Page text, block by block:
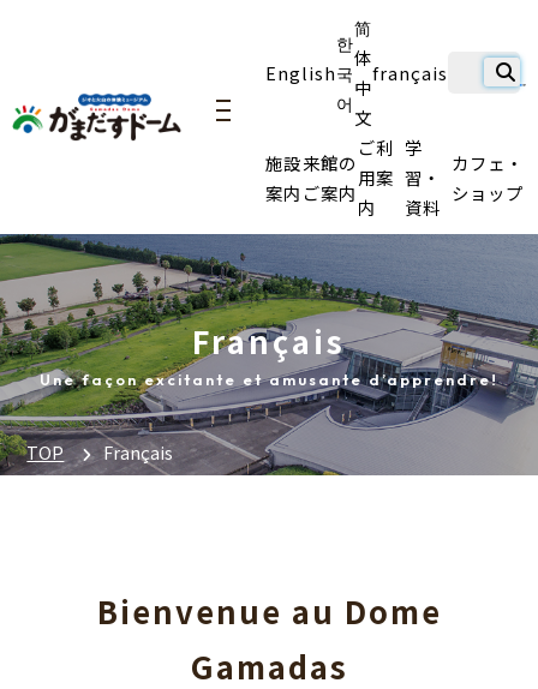
navigation
English
한
국
어
简
体
中
文
français
施設
案内
来館の
ご案内
ご利
用案
内
学
習・
資料
カフェ・
ショップ
Français
Une façon excitante et amusante d’apprendre!
TOP Français
Bienvenue au Dome
Gamadas